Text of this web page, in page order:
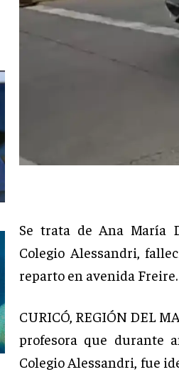
Se trata de Ana María
Colegio Alessandri,
reparto en avenida Freire.
CURICÓ, REGIÓN DEL
profesora que durante
Colegio Alessandri, fue